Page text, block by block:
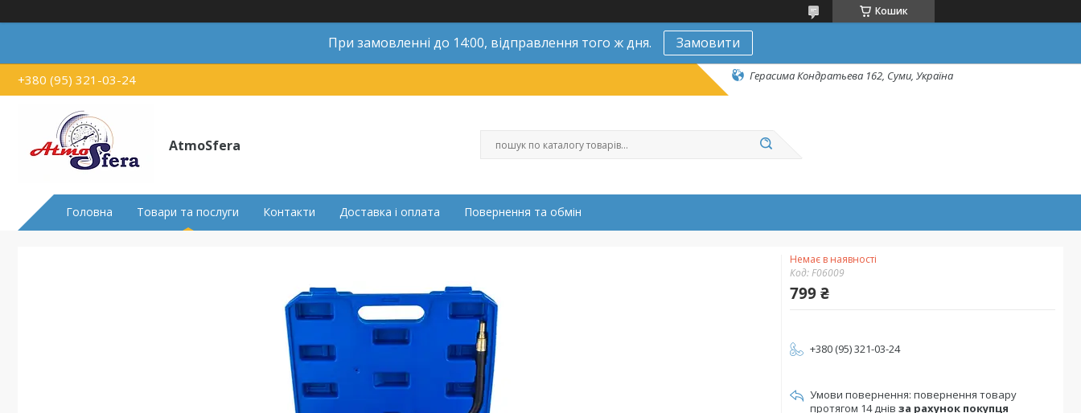
Кошик
При замовленні до 14:00, відправлення того ж дня. Замовити
+380 (95) 321-03-24 Герасима Кондратьева 162, Суми, Україна
AtmoSfera
Головна Товари та послуги Контакти Доставка і оплата Повернення та обмін
Немає в наявності
Код:F06009
799 ₴
+380 (95) 321-03-24
повернення товару
протягом 14 днів за рахунок покупця